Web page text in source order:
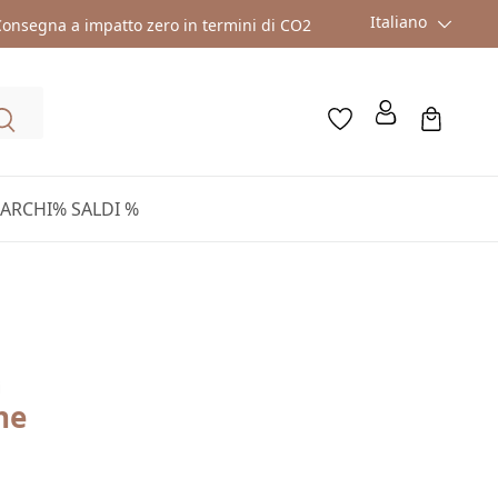
a impatto zero in termini di CO2 Italiano
% SALDI %